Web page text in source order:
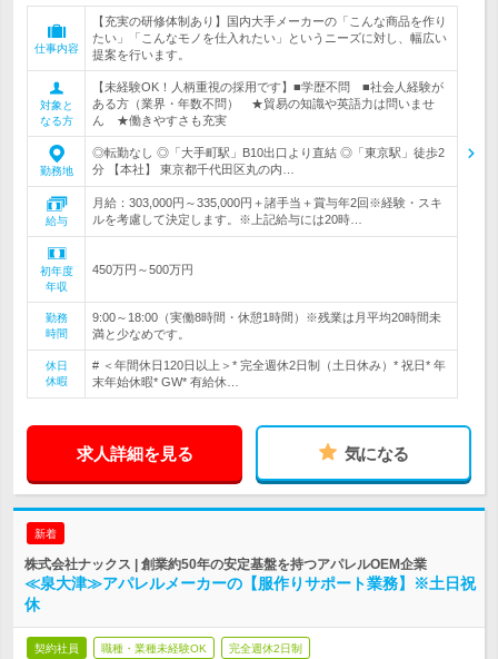
仕事内容
【充実の研修体制あり】国内大手メーカーの「こんな商品を作り
たい」「こんなモノを仕入れたい」というニーズに対し、幅広い
提案を行います。
対象と
なる方
【未経験OK！人柄重視の採用です】■学歴不問 ■社会人経験が
ある方（業界・年数不問） ★貿易の知識や英語力は問いませ
ん ★働きやすさも充実
勤務地
◎転勤なし ◎「大手町駅」B10出口より直結 ◎「東京駅」徒歩2
分 【本社】 東京都千代田区丸の内…
給与
月給：303,000円～335,000円＋諸手当＋賞与年2回※経験・スキ
ルを考慮して決定します。※上記給与には20時…
初年度
年収
450万円～500万円
勤務
時間
9:00～18:00（実働8時間・休憩1時間）※残業は月平均20時間未
満と少なめです。
休日
休暇
# ＜年間休日120日以上＞* 完全週休2日制（土日休み）* 祝日* 年
末年始休暇* GW* 有給休…
求人詳細を見る 気になる
新着
株式会社ナックス | 創業約50年の安定基盤を持つアパレルOEM企業
≪泉大津≫アパレルメーカーの【服作りサポート業務】※土日祝
休
契約社員 職種・業種未経験OK 完全週休2日制